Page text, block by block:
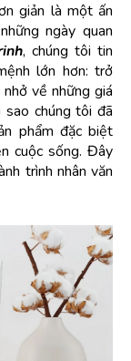
giản là một ấn
ngày quan
, chúng tôi tin
lớn hơn: trở
về những giá
chúng tôi đã
phẩm đặc biệt
cuộc sống. Đây
trình nhân văn